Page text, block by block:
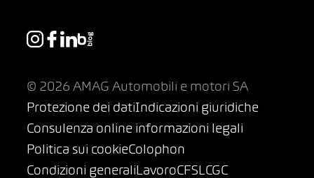
© 2026 AMAG Automobili e motori SA
Protezione dei datiIndicazioni giuridiche
Consulenza online informazioni legali
Politica sui cookieColophon
Condizioni generaliLavoroCFSLCGC